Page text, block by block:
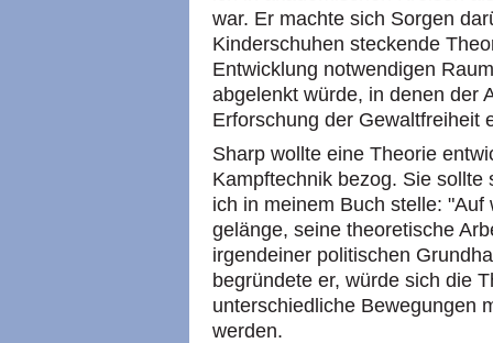
war. Er machte sich Sorgen
Kinderschuhen steckende
Entwicklung notwendigen
abgelenkt würde, in denen der
Erforschung der Gewaltfreiheit
Sharp wollte eine Theorie
Kampftechnik bezog. Sie
ich in meinem Buch stelle:
gelänge, seine theoretische
irgendeiner politischen
begründete er, würde sich die
unterschiedliche Bewegungen
werden.